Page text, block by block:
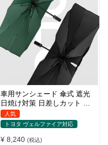
車用サンシェード 傘式 遮光
日焼け対策 日差しカット 断
熱 遮光 窓ガラスブレーカー
付き 汎用 簡単取り付け 収納
バッグ付き 便利グッズ 環境
にやさしい
人気
トヨタ ヴェルファイア対応
¥ 8,240 (税込)